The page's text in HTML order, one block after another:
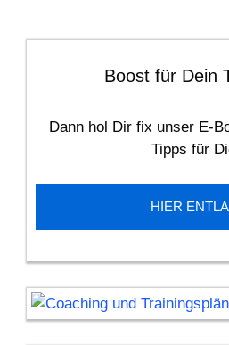
Boost für Dein
Dann hol Dir fix unser E-
Tipps für
HIER